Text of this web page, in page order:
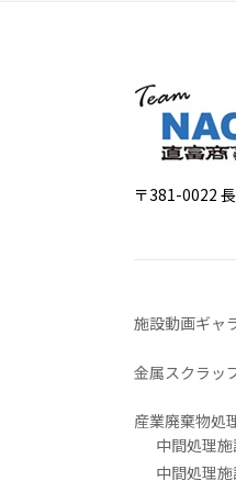
〒381-0022
施設動画ギャ
金属スクラッ
産業廃棄物処
中間処理
中間処理